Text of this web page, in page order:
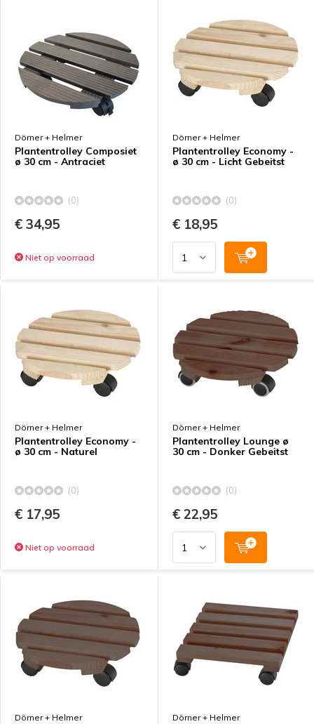
Dörner + Helmer
Plantentrolley Composiet
ø 30 cm - Antraciet
(0)
€ 34,95
Niet op voorraad
Dörner + Helmer
Plantentrolley Economy -
ø 30 cm - Licht Gebeitst
(0)
€ 18,95
Dörner + Helmer
Plantentrolley Economy -
ø 30 cm - Naturel
(0)
€ 17,95
Niet op voorraad
Dörner + Helmer
Plantentrolley Lounge ø
30 cm - Donker Gebeitst
(0)
€ 22,95
Dörner + Helmer Dörner + Helmer